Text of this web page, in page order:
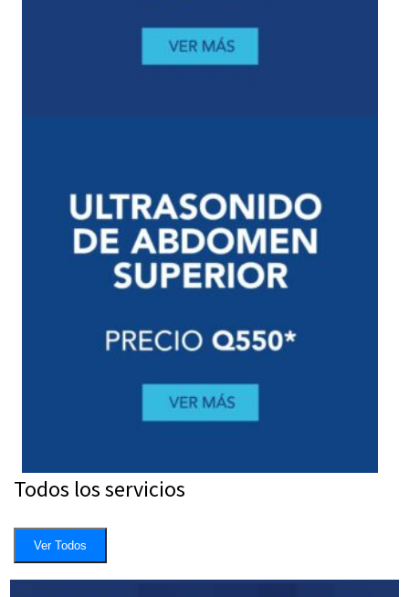
Todos los servicios
Ver Todos